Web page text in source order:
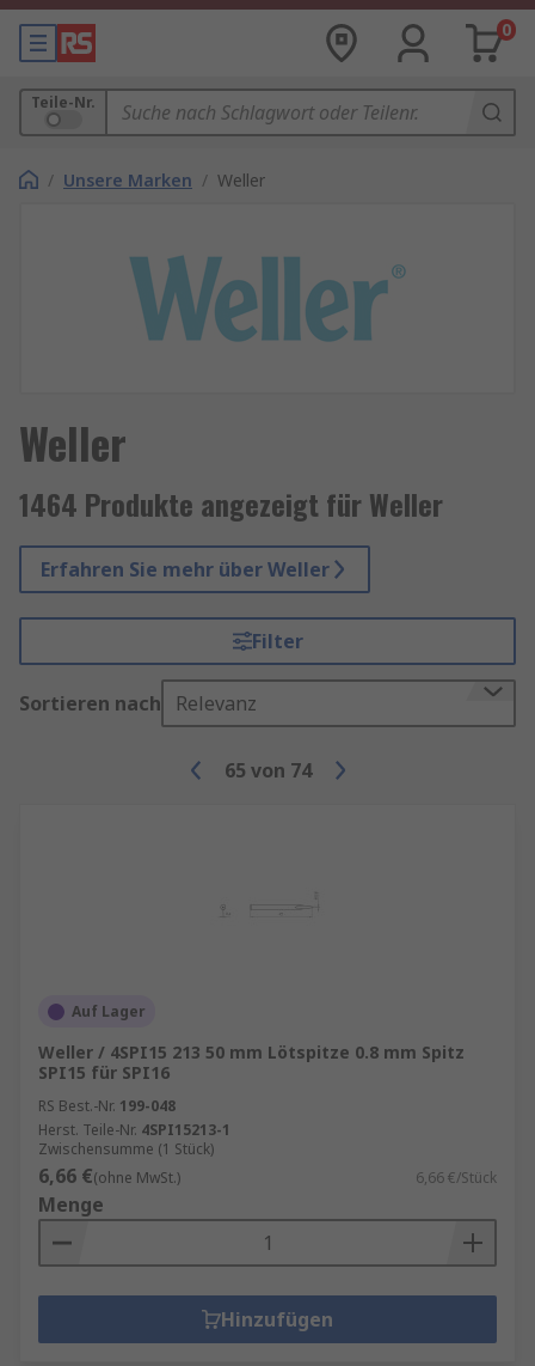
0
Teile-Nr.
/ Unsere Marken / Weller
Weller
1464 Produkte angezeigt für Weller
Erfahren Sie mehr über Weller
Filter
Sortieren nach Relevanz
65 von 74
Auf Lager
Weller / 4SPI15 213 50 mm Lötspitze 0.8 mm Spitz
SPI15 für SPI16
RS Best.-Nr. 199-048
Herst. Teile-Nr. 4SPI15213-1
Zwischensumme (1 Stück)
6,66 €(ohne MwSt.) 6,66 €/Stück
Menge
Hinzufügen